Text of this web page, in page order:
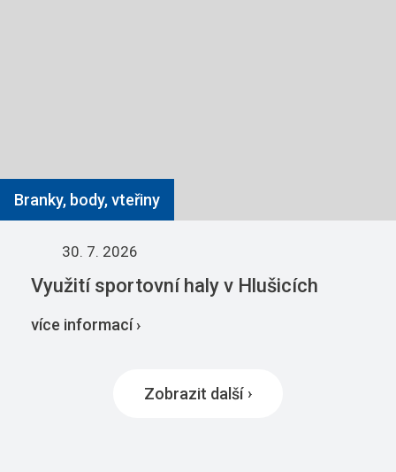
Branky, body, vteřiny
30. 7. 2026
Využití sportovní haly v Hlušicích
více informací ›
Zobrazit další